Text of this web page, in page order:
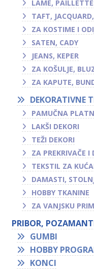
LAME,
TAFT,
ZA KOSTIME I
SATEN, CADY
JEANS, KEPER
ZA KOŠULJE,
ZA KAPUTE,
DEKORATIVNE
PAMUČNA
LAKŠI DEKORI
TEŽI DEKORI
ZA PREKRIVAČE I
TEKSTIL ZA
DAMASTI,
HOBBY TKANINE
ZA VANJSKU
PRIBOR,
GUMBI
HOBBY
KONCI